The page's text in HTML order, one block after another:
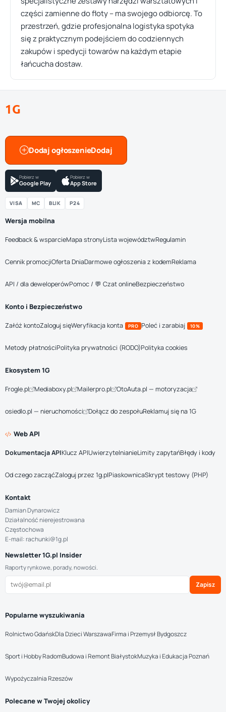
części zamienne do floty – ma swojego odbiorcę. To
przestrzeń, gdzie profesjonalna logistyka spotyka
się z praktycznym podejściem do codziennych
zakupów i spedycji towarów na każdym etapie
łańcucha dostaw.
1G
Dodaj ogłoszenie
Pobierz w
Google Play
Pobierz w
App Store
VISA MC BLIK P24
Wersja mobilna
Feedback & wsparcieMapa stronyLista województwRegulamin
Cennik promocjiOferta DniaDarmowe ogłoszenia z kodemReklama
API / dla deweloperówPomoc / 💬 Czat onlineBezpieczeństwo
Konto i Bezpieczeństwo
Załóż kontoZaloguj sięWeryfikacja konta PRO Poleć i zarabiaj 10%
Metody płatnościPolityka prywatności (RODO)Polityka cookies
Ekosystem 1G
Frogle.pl Mediaboxy.pl Mailerpro.pl OtoAuta.pl — motoryzacja
osiedlo.pl — nieruchomości Dołącz do zespołuReklamuj się na 1G
Web API
Dokumentacja APIKlucz APIUwierzytelnianieLimity zapytańBłędy i kody
Od czego zacząćZaloguj przez 1g.plPiaskownicaSkrypt testowy (PHP)
Kontakt
Damian Dynarowicz
Działalność nierejestrowana
Częstochowa
E-mail: rachunki@1g.pl
Newsletter 1G.pl Insider
Raporty rynkowe, porady, nowości.
Zapisz
Popularne wyszukiwania
Rolnictwo GdańskDla Dzieci WarszawaFirma i Przemysł Bydgoszcz
Sport i Hobby RadomBudowa i Remont BiałystokMuzyka i Edukacja Poznań
Wypożyczalnia Rzeszów
Polecane w Twojej okolicy